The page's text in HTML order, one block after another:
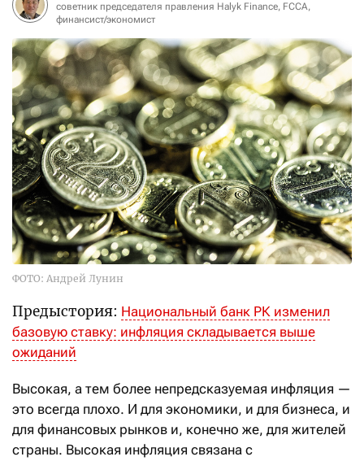
советник председателя правления Halyk Finance, FCCA,
финансист/экономист
ФОТО: Андрей Лунин
Предыстория: Национальный банк РК изменил
базовую ставку: инфляция складывается выше
ожиданий
Высокая, а тем более непредсказуемая инфляция —
это всегда плохо. И для экономики, и для бизнеса, и
для финансовых рынков и, конечно же, для жителей
страны. Высокая инфляция связана с